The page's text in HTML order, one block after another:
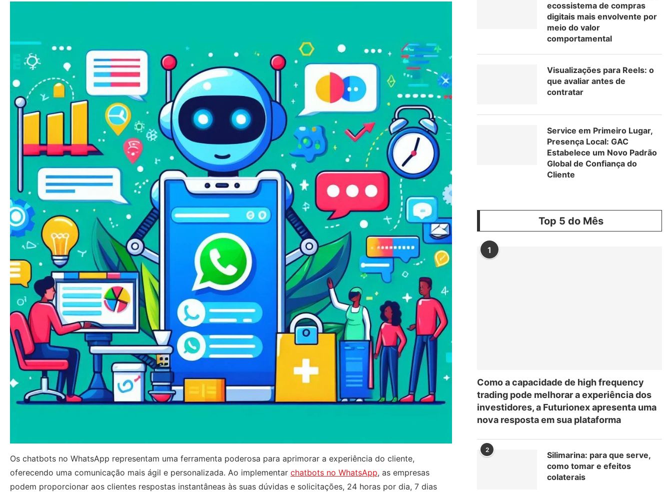
Os chatbots no WhatsApp representam uma ferramenta poderosa para aprimorar a experiência do cliente,
oferecendo uma comunicação mais ágil e personalizada. Ao implementar chatbots no WhatsApp, as empresas
podem proporcionar aos clientes respostas instantâneas às suas dúvidas e solicitações, 24 horas por dia, 7 dias
ecossistema de compras
digitais mais envolvente por
meio do valor
comportamental
Visualizações para Reels: o
que avaliar antes de
contratar
Service em Primeiro Lugar,
Presença Local: GAC
Estabelece um Novo Padrão
Global de Confiança do
Cliente
Top 5 do Mês
1
Como a capacidade de high frequency
trading pode melhorar a experiência dos
investidores, a Futurionex apresenta uma
nova resposta em sua plataforma
2
Silimarina: para que serve,
como tomar e efeitos
colaterais